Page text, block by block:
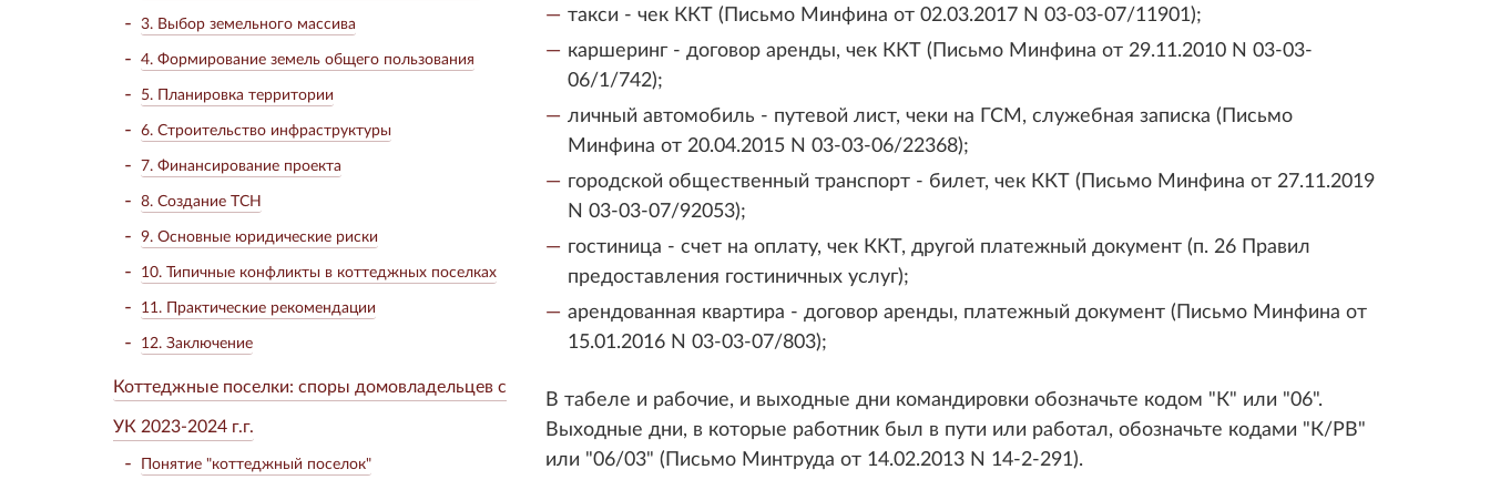
3. Выбор земельного массива
4. Формирование земель общего пользования
5. Планировка территории
6. Строительство инфраструктуры
7. Финансирование проекта
8. Создание ТСН
9. Основные юридические риски
10. Типичные конфликты в коттеджных поселках
11. Практические рекомендации
12. Заключение
Коттеджные поселки: споры домовладельцев с
УК 2023-2024 г.г.
Понятие "коттеджный поселок"
такси - чек ККТ (Письмо Минфина от 02.03.2017 N 03-03-07/11901);
каршеринг - договор аренды, чек ККТ (Письмо Минфина от 29.11.2010 N 03-03-
06/1/742);
личный автомобиль - путевой лист, чеки на ГСМ, служебная записка (Письмо
Минфина от 20.04.2015 N 03-03-06/22368);
городской общественный транспорт - билет, чек ККТ (Письмо Минфина от 27.11.2019
N 03-03-07/92053);
гостиница - счет на оплату, чек ККТ, другой платежный документ (п. 26 Правил
предоставления гостиничных услуг);
арендованная квартира - договор аренды, платежный документ (Письмо Минфина от
15.01.2016 N 03-03-07/803);
В табеле и рабочие, и выходные дни командировки обозначьте кодом "К" или "06".
Выходные дни, в которые работник был в пути или работал, обозначьте кодами "К/РВ"
или "06/03" (Письмо Минтруда от 14.02.2013 N 14-2-291).